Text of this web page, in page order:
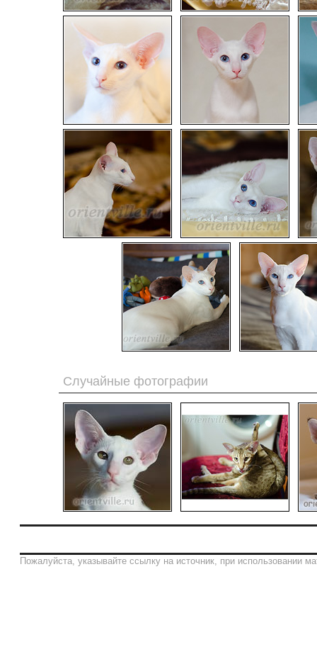
Случайные фотографии
Пожалуйста, указывайте ссылку на источник, при использовании